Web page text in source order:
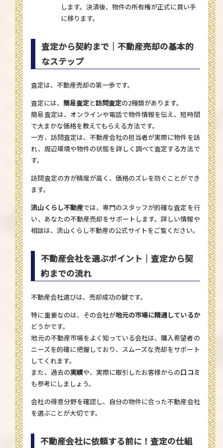
します。決済後、物件の所有権が正式に買い手
に移ります。
査定から契約まで｜不動産売却の基本的
なステップ
査定は、不動産売却の第一歩です。
査定には、簡易査定と訪問査定の2種類があります。
簡易査定は、オンラインや電話で物件情報を伝え、短時間
で大まかな価格を教えてもらえる方法です。
一方、訪問査定は、不動産会社の担当者が実際に物件を訪
れ、周辺環境や物件の状態を詳しく調べて査定する方法で
す。
訪問査定の方が精度が高く、価格のズレを防ぐことができ
ます。
流山くらし不動産では、専門のスタッフが的確な査定を行
い、あなたの不動産売却をサポートします。詳しい情報や
相談は、流山くらし不動産の公式サイトをご覧ください。
不動産会社を選ぶポイント｜査定から契
約までの流れ
不動産会社選びは、売却成功の鍵です。
特に重要なのは、その会社が地元の市場に精通しているか
どうかです。
地元の不動産市場をよく知っている会社は、購入希望者の
ニーズを的確に把握しており、スムーズな売却をサポート
してくれます。
また、過去の実績や、実際に取引したお客様からの口コミ
も参考にしましょう。
会社の得意分野を確認し、自分の物件に合った不動産会社
を選ぶことが大切です。
不動産会社に依頼する前に！査定の仕組